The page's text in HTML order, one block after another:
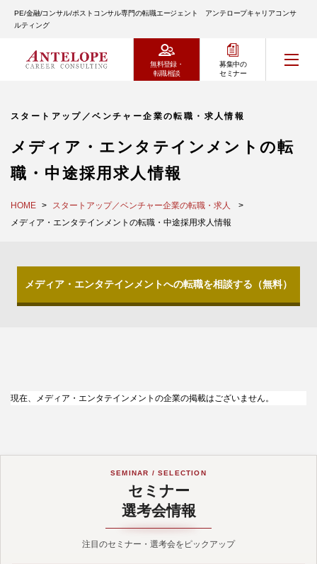
PE/金融/コンサル/ポストコンサル専門の転職エージェント アンテロープキャリアコンサ
ルティング
無料登録・
転職相談
募集中の
セミナー
スタートアップ／ベンチャー企業の転職・求人情報
メディア・エンタテインメントの転
職・中途採用求人情報
HOME
スタートアップ／ベンチャー企業の転職・求人
メディア・エンタテインメントの転職・中途採用求人情報
メディア・エンタテインメントへの転職を相談する（無料）
現在、メディア・エンタテインメントの企業の掲載はございません。
SEMINAR / SELECTION
セミナー
選考会情報
注目のセミナー・選考会をピックアップ